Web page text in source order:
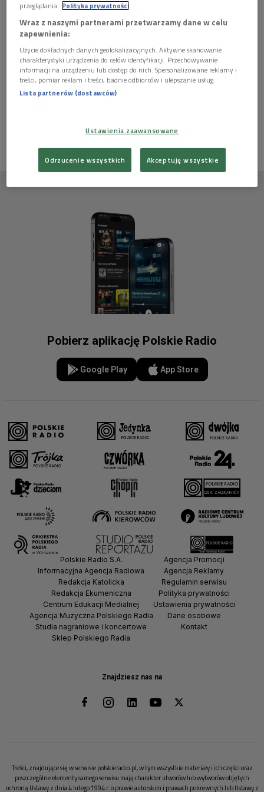
Scenariusz i dialogi:Hanna Bielawska-Adamik
"Propozycja Elizy"
Ten artykuł nie ma jeszcze komentarzy, możesz być pierwszy!
Pobierz aplikację Polskie Radio
Google Play App Store
Znajdziesz nas na
Polskie Radio S.A.
Informacyjna Agencja Radiowa
Redakcja Katolicka
Redakcja Ekumeniczna
Centrum Edukacji Medialnej
Agencja Muzyczna Polskiego Radia
Studia nagraniowe i koncertowe
Sklep Polskiego Radia
Agencja Promocji
Agencja Reklamy
Regulamin serwisu
Polityka prywatności
Ustawienia prywatności
Dane osobowe
Kontakt
Treści, znajdujące się w serwisie polskieradio.pl, w tym wszystkie materiały i ich części oraz
poszczególne elementy samego serwisu mają charakter utworów lub wytworów objętych
ochroną Ustawy z dnia 4 lutego 1994 r. o prawie autorskim i prawach pokrewnych lub Ustawy z
przeglądania. Polityka prywatności
Wraz z naszymi partnerami przetwarzamy dane w celu
zapewnienia:
Użycie dokładnych danych geolokalizacyjnych. Aktywne skanowanie
charakterystyki urządzenia do celów identyfikacji. Przechowywanie
informacji na urządzeniu lub dostęp do nich. Spersonalizowane reklamy i
treści, pomiar reklam i treści, badnie odbiorców i ulepszanie usług.
Lista partnerów (dostawców)
Ustawienia zaawansowane
Odrzucenie wszystkich Akceptuję wszystkie